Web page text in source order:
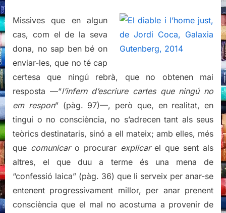
Missives que en algun
cas, com el de la seva
dona, no sap ben bé on
enviar-les, que no té cap
certesa que ningú rebrà, que no obtenen mai
resposta —“l’infern d’escriure cartes que ningú no
em respon” (pàg. 97)—, però que, en realitat, en
tingui o no consciència, no s’adrecen tant als seus
teòrics destinataris, sinó a ell mateix; amb elles, més
que comunicaro procurar explicarel que sent als
altres, el que duu a terme és una mena de
“confessió laica” (pàg. 36) que li serveix per anar-se
entenent progressivament millor, per anar prenent
consciència que el mal no acostuma a provenir de